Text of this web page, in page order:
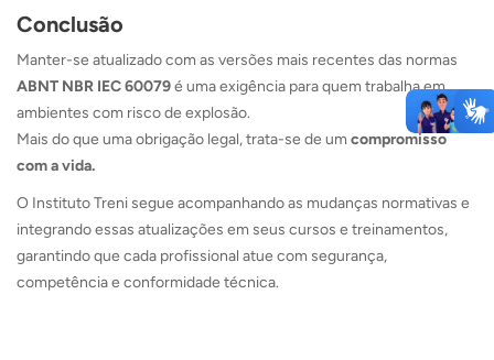
Conclusão
Manter-se atualizado com as versões mais recentes das normas
ABNT NBR IEC 60079é uma exigência para quem trabalha em
ambientes com risco de explosão.
Mais do que uma obrigação legal, trata-se de um compromisso
com a vida.
O Instituto Treni segue acompanhando as mudanças normativas e
integrando essas atualizações em seus cursos e treinamentos,
garantindo que cada profissional atue com segurança,
competência e conformidade técnica.